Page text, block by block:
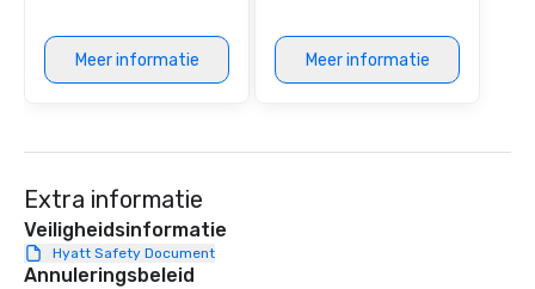
provides guests a
at various stops. Build Your Network
a typical sit-down
Meer informatie Meer informatie
Extra informatie
Veiligheidsinformatie
Hyatt Safety Document
Annuleringsbeleid